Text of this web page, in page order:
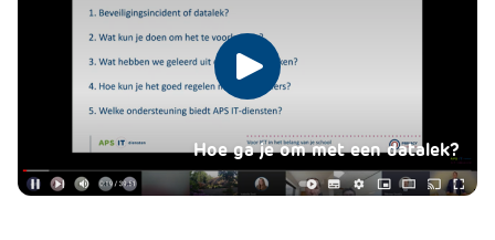
Hoe ga je om met een datalek?
Speel
de
video
af